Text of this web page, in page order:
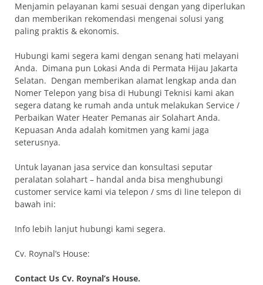
Menjamin pelayanan kami sesuai dengan yang diperlukan
dan memberikan rekomendasi mengenai solusi yang
paling praktis & ekonomis.
Hubungi kami segera kami dengan senang hati melayani
Anda. Dimana pun Lokasi Anda di Permata Hijau Jakarta
Selatan. Dengan memberikan alamat lengkap anda dan
Nomer Telepon yang bisa di Hubungi Teknisi kami akan
segera datang ke rumah anda untuk melakukan Service /
Perbaikan Water Heater Pemanas air Solahart Anda.
Kepuasan Anda adalah komitmen yang kami jaga
seterusnya.
Untuk layanan jasa service dan konsultasi seputar
peralatan solahart – handal anda bisa menghubungi
customer service kami via telepon / sms di line telepon di
bawah ini:
Info lebih lanjut hubungi kami segera.
Cv. Roynal’s House:
Contact Us Cv. Roynal’s House.